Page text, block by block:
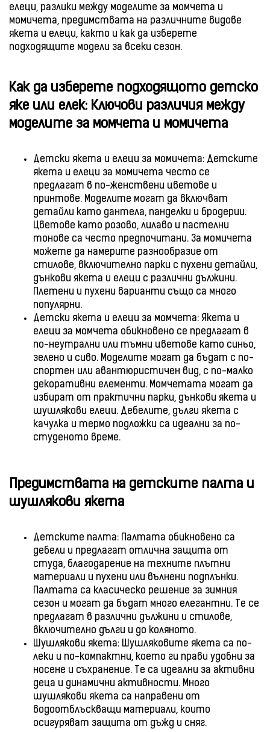
елеци, разлики между моделите за момчета и
момичета, предимствата на различните видове
якета и елеци, както и как да изберете
подходящите модели за всеки сезон.
Как да изберете подходящото детско
яке или елек: Ключови различия между
моделите за момчета и момичета
Детски якета и елеци за момичета: Детските
якета и елеци за момичета често се
предлагат в по-женствени цветове и
принтове. Моделите могат да включват
детайли като дантела, панделки и бродерии.
Цветове като розово, лилаво и пастелни
тонове са често предпочитани. За момичета
можете да намерите разнообразие от
стилове, включително парки с пухени детайли,
дънкови якета и елеци с различни дължини.
Плетени и пухени варианти също са много
популярни.
Детски якета и елеци за момчета: Якета и
елеци за момчета обикновено се предлагат в
по-неутрални или тъмни цветове като синьо,
зелено и сиво. Моделите могат да бъдат с по-
спортен или авантюристичен вид, с по-малко
декоративни елементи. Момчетата могат да
избират от практични парки, дънкови якета и
шушлякови елеци. Дебелите, дълги якета с
качулка и термо подложки са идеални за по-
студеното време.
Предимствата на детските палта и
шушлякови якета
Детските палта: Палтата обикновено са
дебели и предлагат отлична защита от
студа, благодарение на техните плътни
материали и пухени или вълнени подплънки.
Палтата са класическо решение за зимния
сезон и могат да бъдат много елегантни. Те се
предлагат в различни дължини и стилове,
включително дълги и до коляното.
Шушлякови якета: Шушляковите якета са по-
леки и по-компактни, което ги прави удобни за
носене и съхранение. Те са идеални за активни
деца и динамични активности. Много
шушлякови якета са направени от
водоотблъскващи материали, които
осигуряват защита от дъжд и сняг.